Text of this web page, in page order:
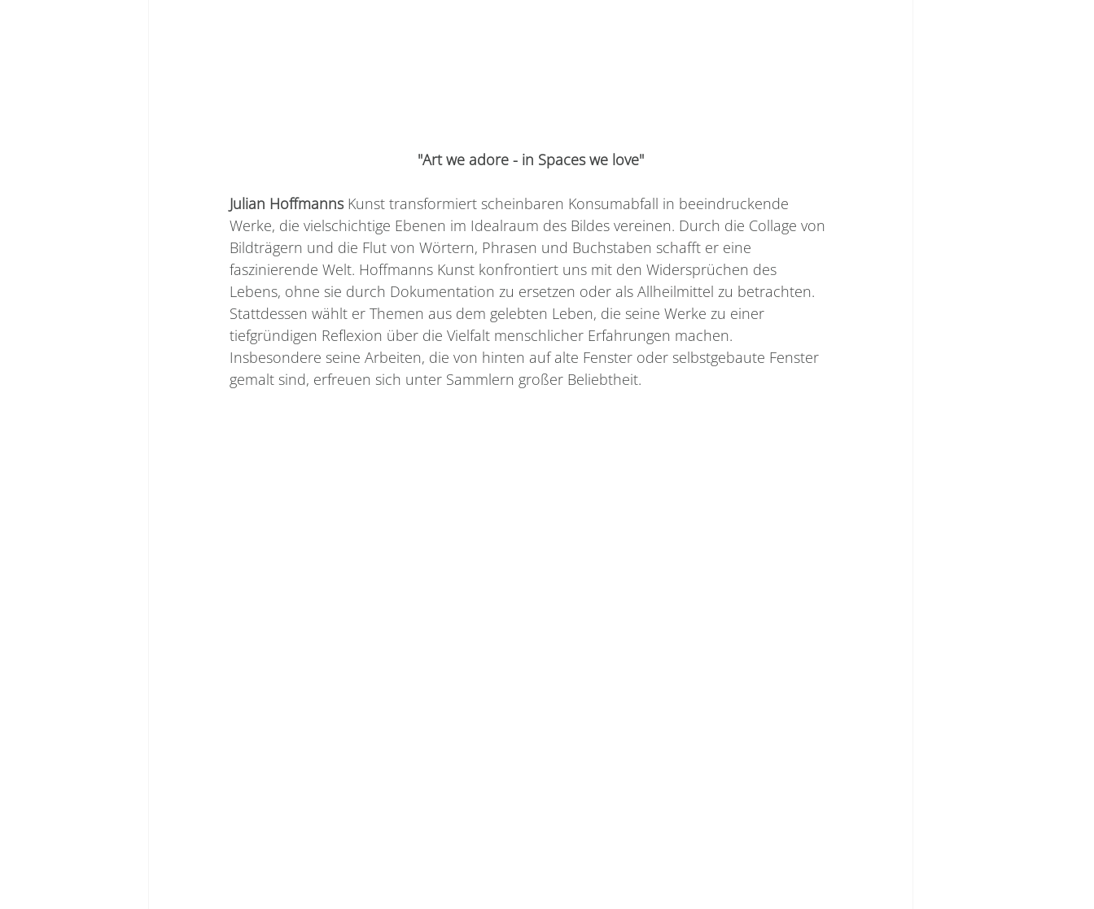
"Art we adore - in Spaces we love"
Julian Hoffmanns Kunst transformiert scheinbaren Konsumabfall in beeindruckende
Werke, die vielschichtige Ebenen im Idealraum des Bildes vereinen. Durch die Collage von
Bildträgern und die Flut von Wörtern, Phrasen und Buchstaben schafft er eine
faszinierende Welt. Hoffmanns Kunst konfrontiert uns mit den Widersprüchen des
Lebens, ohne sie durch Dokumentation zu ersetzen oder als Allheilmittel zu betrachten.
Stattdessen wählt er Themen aus dem gelebten Leben, die seine Werke zu einer
tiefgründigen Reflexion über die Vielfalt menschlicher Erfahrungen machen.
Insbesondere seine Arbeiten, die von hinten auf alte Fenster oder selbstgebaute Fenster
gemalt sind, erfreuen sich unter Sammlern großer Beliebtheit.